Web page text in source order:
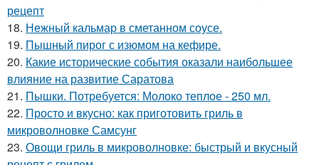
рецепт
18. Нежный кальмар в сметанном соусе.
19. Пышный пирог с изюмом на кефире.
20. Какие исторические события оказали наибольшее
влияние на развитие Саратова
21. Пышки. Потребуется: Молоко теплое - 250 мл.
22. Просто и вкусно: как приготовить гриль в
микроволновке Самсунг
23. Овощи гриль в микроволновке: быстрый и вкусный